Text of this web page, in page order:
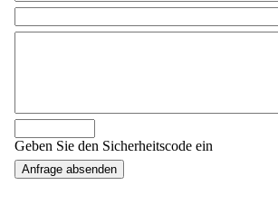
Geben Sie den Sicherheitscode ein